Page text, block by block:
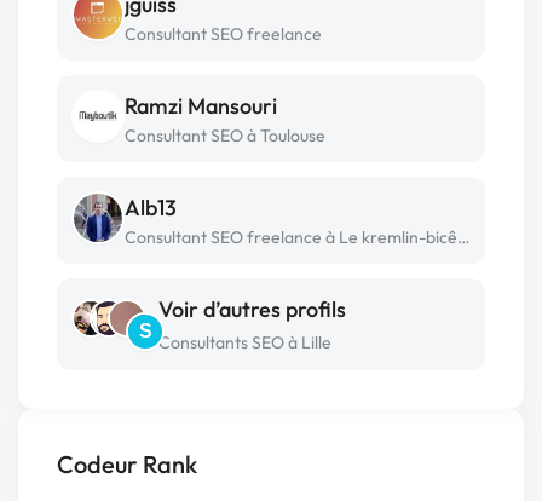
Codeur Rank
Consultant SEO freelance
Ramzi Mansouri
Consultant SEO à Toulouse
Alb13
Consultant SEO freelance à Le kremlin-bicêtre
S
Voir d’autres profils
Consultants SEO à Lille